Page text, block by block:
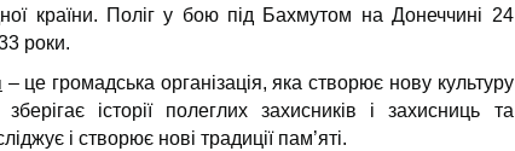
країни. Поліг у бою під Бахмутом на Донеччині 24
роки.
– це громадська організація, яка створює нову культуру
історії полеглих захисників і захисниць та
і створює нові традиції пам’яті.